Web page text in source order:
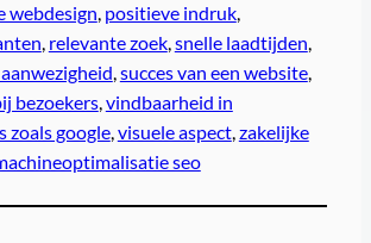
webdesign, positieve indruk,
, relevante zoek, snelle laadtijden,
, succes van een website,
bezoekers, vindbaarheid in
zoals google, visuele aspect, zakelijke
seo